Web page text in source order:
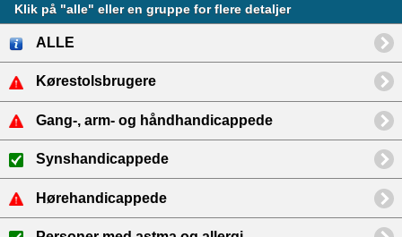
Klik på "alle" eller en gruppe for flere detaljer
ALLE
Kørestolsbrugere
Gang-, arm- og håndhandicappede
Synshandicappede
Hørehandicappede